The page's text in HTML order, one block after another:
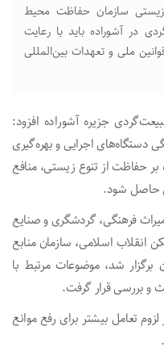
سازمان حفاظت محیط
در آشوراده باید با رعایت
ملی و تعهدات بین‌المللی
جزیره آشوراده افزود:
دستگاه‌های اجرایی و بهره‌گیری
حفاظت از تنوع زیستی، منافع
حاصل شود.
فرهنگی، گردشگری و صنایع
انقلاب اسلامی، سازمان منابع
برگزار شد، موضوعات مرتبط با
و بررسی قرار گرفت.
تعامل بیشتر برای رفع موانع